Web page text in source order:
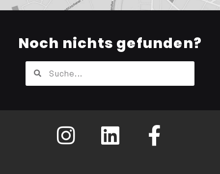
Noch nichts gefunden?